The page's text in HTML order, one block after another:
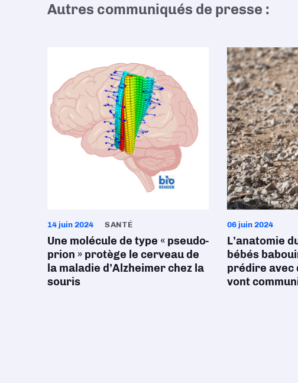
Autres communiqués de presse :
14 juin 2024 SANTÉ
Une molécule de type « pseudo-
prion » protège le cerveau de
la maladie d’Alzheimer chez la
souris
06 juin 2024
L’anatomie
bébés
prédire avec
vont